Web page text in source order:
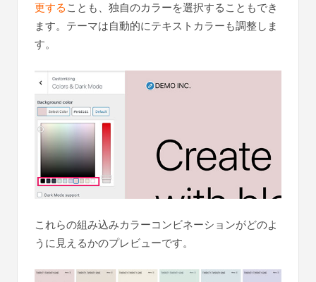
更することも、独自のカラーを選択することもでき
ます。テーマは自動的にテキストカラーも調整しま
す。
これらの組み込みカラーコンビネーションがどのよ
うに見えるかのプレビューです。